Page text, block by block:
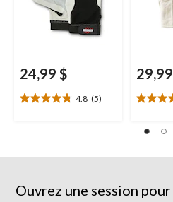
24,99 $
4.8 (5)
4.8
5
4.1
sur
23
Ouvrez une session